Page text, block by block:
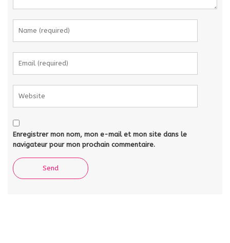
Enregistrer mon nom, mon e-mail et mon site dans le
navigateur pour mon prochain commentaire.